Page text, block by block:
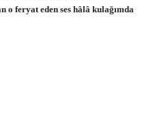
o feryat eden ses hâlâ kulağımda